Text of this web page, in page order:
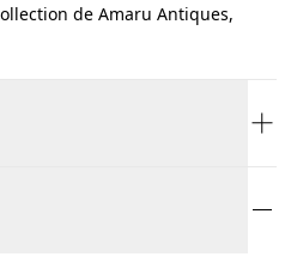
de Amaru Antiques,